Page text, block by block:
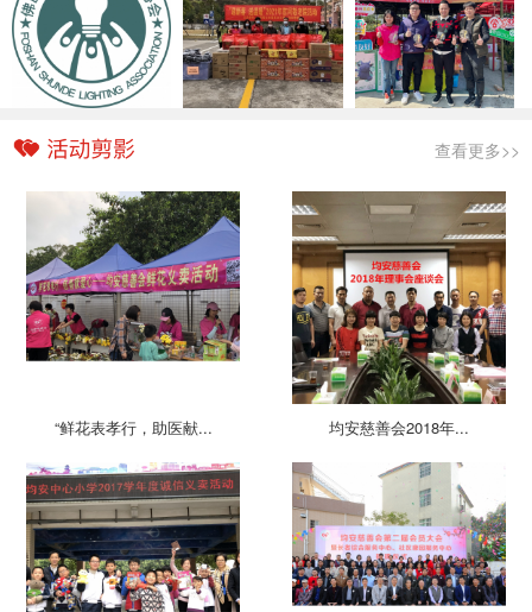
查看更多>>
“鲜花表孝行，助医献... 均安慈善会2018年...